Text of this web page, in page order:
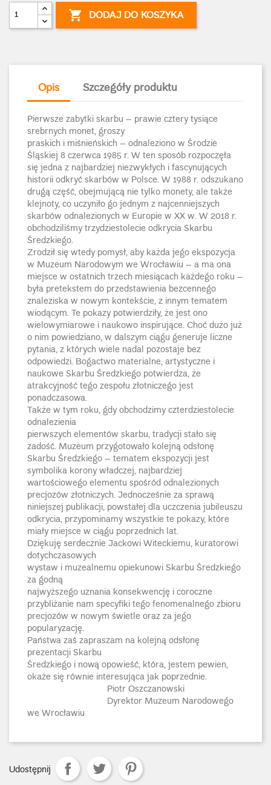
 DODAJ DO KOSZYKA
Opis Szczegóły produktu
Pierwsze zabytki skarbu – prawie cztery tysiące
srebrnych monet, groszy
praskich i miśnieńskich – odnaleziono w Środzie
Śląskiej 8 czerwca 1985 r. W ten sposób rozpoczęła
się jedna z najbardziej niezwykłych i fascynujących
historii odkryć skarbów w Polsce. W 1988 r. odszukano
drugą część, obejmującą nie tylko monety, ale także
klejnoty, co uczyniło go jednym z najcenniejszych
skarbów odnalezionych w Europie w XX w. W 2018 r.
obchodziliśmy trzydziestolecie odkrycia Skarbu
Średzkiego.
Zrodził się wtedy pomysł, aby każda jego ekspozycja
w Muzeum Narodowym we Wrocławiu – a ma ona
miejsce w ostatnich trzech miesiącach każdego roku –
była pretekstem do przedstawienia bezcennego
znaleziska w nowym kontekście, z innym tematem
wiodącym. Te pokazy potwierdziły, że jest ono
wielowymiarowe i naukowo inspirujące. Choć dużo już
o nim powiedziano, w dalszym ciągu generuje liczne
pytania, z których wiele nadal pozostaje bez
odpowiedzi. Bogactwo materialne, artystyczne i
naukowe Skarbu Średzkiego potwierdza, że
atrakcyjność tego zespołu złotniczego jest
ponadczasowa.
Także w tym roku, gdy obchodzimy czterdziestolecie
odnalezienia
pierwszych elementów skarbu, tradycji stało się
zadość. Muzeum przygotowało kolejną odsłonę
Skarbu Średzkiego – tematem ekspozycji jest
symbolika korony władczej, najbardziej
wartościowego elementu spośród odnalezionych
precjozów złotniczych. Jednocześnie za sprawą
niniejszej publikacji, powstałej dla uczczenia jubileuszu
odkrycia, przypominamy wszystkie te pokazy, które
miały miejsce w ciągu poprzednich lat.
Dziękuję serdecznie Jackowi Witeckiemu, kuratorowi
dotychczasowych
wystaw i muzealnemu opiekunowi Skarbu Średzkiego
za godną
najwyższego uznania konsekwencję i coroczne
przybliżanie nam specyfiki tego fenomenalnego zbioru
precjozów w nowym świetle oraz za jego
popularyzację.
Państwa zaś zapraszam na kolejną odsłonę
prezentacji Skarbu
Średzkiego i nową opowieść, która, jestem pewien,
okaże się równie interesująca jak poprzednie.
Piotr Oszczanowski
Dyrektor Muzeum Narodowego
we Wrocławiu
Udostępnij